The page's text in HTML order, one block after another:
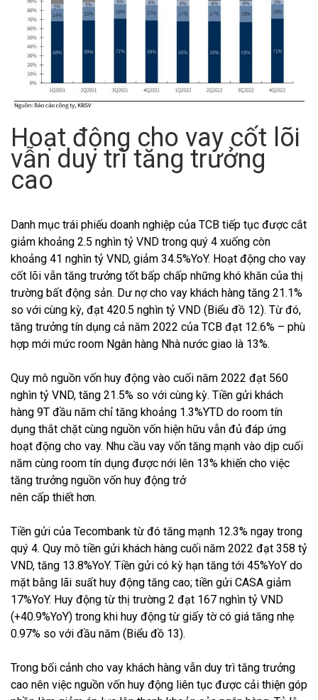
Hoạt động cho vay cốt lõi
vẫn duy trì tăng trưởng
cao
Danh mục trái phiếu doanh nghiệp của TCB tiếp tục được cắt
giảm khoảng 2.5 nghìn tỷ VND trong quý 4 xuống còn
khoảng 41 nghìn tỷ VND, giảm 34.5%YoY. Hoạt động cho vay
cốt lõi vẫn tăng trưởng tốt bấp chấp những khó khăn của thị
trường bất động sản. Dư nợ cho vay khách hàng tăng 21.1%
so với cùng kỳ, đạt 420.5 nghìn tỷ VND (Biểu đồ 12). Từ đó,
tăng trưởng tín dụng cả năm 2022 của TCB đạt 12.6% – phù
hợp mới mức room Ngân hàng Nhà nước giao là 13%.
Quy mô nguồn vốn huy động vào cuối năm 2022 đạt 560
nghìn tỷ VND, tăng 21.5% so với cùng kỳ. Tiền gửi khách
hàng 9T đầu năm chỉ tăng khoảng 1.3%YTD do room tín
dụng thắt chặt cùng nguồn vốn hiện hữu vẫn đủ đáp ứng
hoạt động cho vay. Nhu cầu vay vốn tăng mạnh vào dịp cuối
năm cùng room tín dụng được nới lên 13% khiến cho việc
tăng trưởng nguồn vốn huy động trở
nên cấp thiết hơn.
Tiền gửi của Tecombank từ đó tăng mạnh 12.3% ngay trong
quý 4. Quy mô tiền gửi khách hàng cuối năm 2022 đạt 358 tỷ
VND, tăng 13.8%YoY. Tiền gửi có kỳ hạn tăng tới 45%YoY do
mặt bằng lãi suất huy động tăng cao; tiền gửi CASA giảm
17%YoY. Huy động từ thị trường 2 đạt 167 nghìn tỷ VND
(+40.9%YoY) trong khi huy động từ giấy tờ có giá tăng nhẹ
0.97% so với đầu năm (Biểu đồ 13).
Trong bối cảnh cho vay khách hàng vẫn duy trì tăng trưởng
cao nên việc nguồn vốn huy động liên tục được cải thiện góp